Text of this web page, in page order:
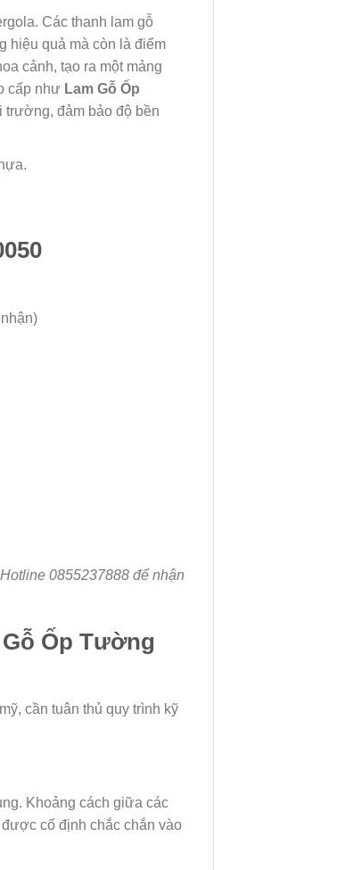
Các thanh lam gỗ
hiệu quả mà còn là điểm
cảnh, tạo ra một mảng
cấp như Lam Gỗ Ốp
trường, đảm bảo độ bền
0855237888 để nhận
Ốp Tường
cần tuân thủ quy trình kỹ
Khoảng cách giữa các
cố định chắc chắn vào